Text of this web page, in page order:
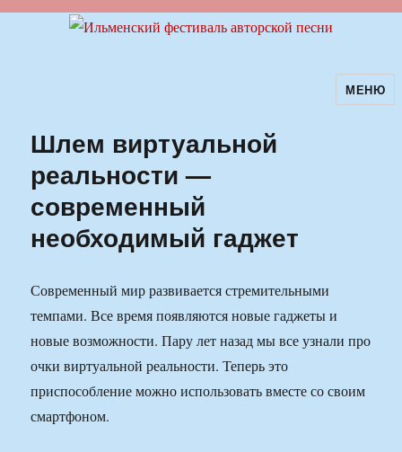
Ильменский фестиваль авторскойМЕНЮ
Шлем виртуальной
реальности —
современный
необходимый гаджет
Современный мир развивается стремительными
темпами. Все время появляются новые гаджеты и
новые возможности. Пару лет назад мы все узнали про
очки виртуальной реальности. Теперь это
приспособление можно использовать вместе со своим
смартфоном.